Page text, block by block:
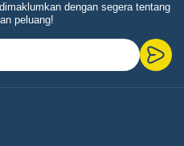
dengan segera tentang
peluang!